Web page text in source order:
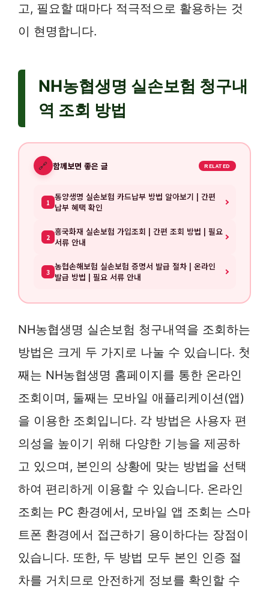
고, 필요할 때마다 적극적으로 활용하는 것
이 현명합니다.
NH농협생명 실손보험 청구내
역 조회 방법
🔗 함께보면 좋은 글 RELATED
1 동양생명 실손보험 카드납부 방법 알아보기 | 간편
납부 혜택 확인
2 흥국화재 실손보험 가입조회 | 간편 조회 방법 | 필요
서류 안내
3 농협손해보험 실손보험 증명서 발급 절차 | 온라인
발급 방법 | 필요 서류 안내
NH농협생명 실손보험 청구내역을 조회하는
방법은 크게 두 가지로 나눌 수 있습니다. 첫
째는 NH농협생명 홈페이지를 통한 온라인
조회이며, 둘째는 모바일 애플리케이션(앱)
을 이용한 조회입니다. 각 방법은 사용자 편
의성을 높이기 위해 다양한 기능을 제공하
고 있으며, 본인의 상황에 맞는 방법을 선택
하여 편리하게 이용할 수 있습니다. 온라인
조회는 PC 환경에서, 모바일 앱 조회는 스마
트폰 환경에서 접근하기 용이하다는 장점이
있습니다. 또한, 두 방법 모두 본인 인증 절
차를 거치므로 안전하게 정보를 확인할 수